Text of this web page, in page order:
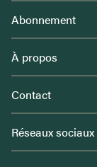
Abonnement
À propos
Contact
Réseaux sociaux